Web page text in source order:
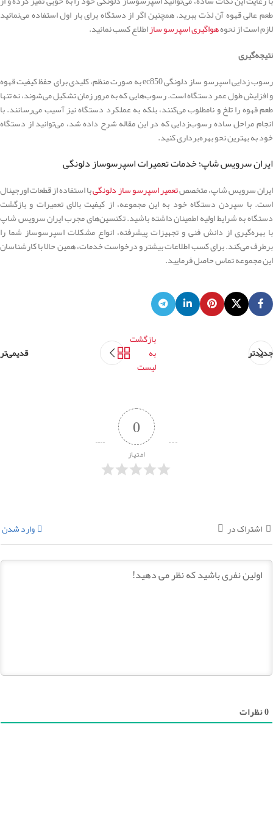
طعم عالی قهوه آن لذت ببرید. همچنین اگر از دستگاه برای بار اول استفاده می‌نمائید
لازم است از نحوههواگیری اسپرسو سازاطلاع کسب نمائید.
نتیجه‌گیری
رسوب‌ زدایی اسپرسو ساز دلونگی ec850 به صورت منظم، کلیدی برای حفظ کیفیت قهوه
و افزایش طول عمر دستگاه است. رسوب‌هایی که به مرور زمان تشکیل می‌شوند، نه‌ تنها
طعم قهوه را تلخ و نامطلوب می‌کنند، بلکه به عملکرد دستگاه نیز آسیب می‌رسانند. با
انجام مراحل ساده رسوب‌زدایی که در این مقاله شرح داده شد، می‌توانید از دستگاه
خود به بهترین نحو بهره‌برداری کنید.
ایران سرویس شاپ؛ خدمات تعمیرات اسپرسوساز دلونگی
ایران سرویس شاپ، متخصصتعمیر اسپرسو ساز دلونگیبا استفاده از قطعات اورجینال
است. با سپردن دستگاه خود به این مجموعه، از کیفیت بالای تعمیرات و بازگشت
دستگاه به شرایط اولیه اطمینان داشته باشید. تکنسین‌های مجرب ایران سرویس شاپ
با بهره‌گیری از دانش فنی و تجهیزات پیشرفته، انواع مشکلات اسپرسوساز شما را
برطرف می‌کند. برای کسب اطلاعات بیشتر و درخواست خدمات، همین حالا با کارشناسان
این مجموعه تماس حاصل فرمایید.
جدیدتر
بازگشت
به
لیست
قدیمی‌تر
0
امتیاز
اشتراک در وارد شدن
0نظرات